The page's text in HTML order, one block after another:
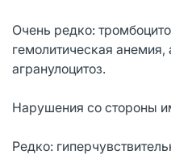
Очень редко:
гемолитическая анемия,
агранулоцитоз.
Нарушения со стороны
Редко: